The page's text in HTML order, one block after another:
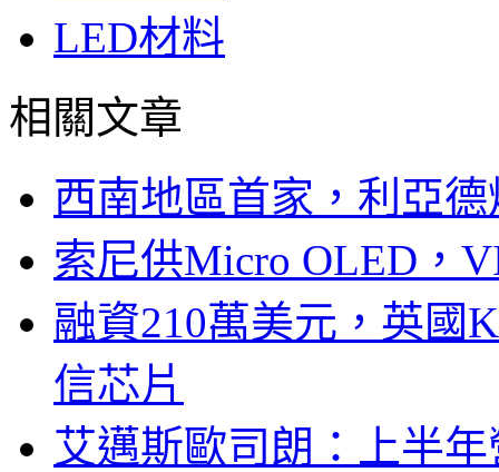
LED材料
相關文章
西南地區首家，利亞
索尼供Micro OLED，
融資210萬美元，英國
信芯片
艾邁斯歐司朗：上半